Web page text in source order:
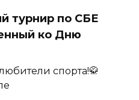
турнир по СБЕ
ко Дню
спорта!🥋